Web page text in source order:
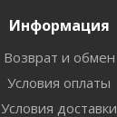
Информация
Возврат и обмен
Условия оплаты
Условия доставки